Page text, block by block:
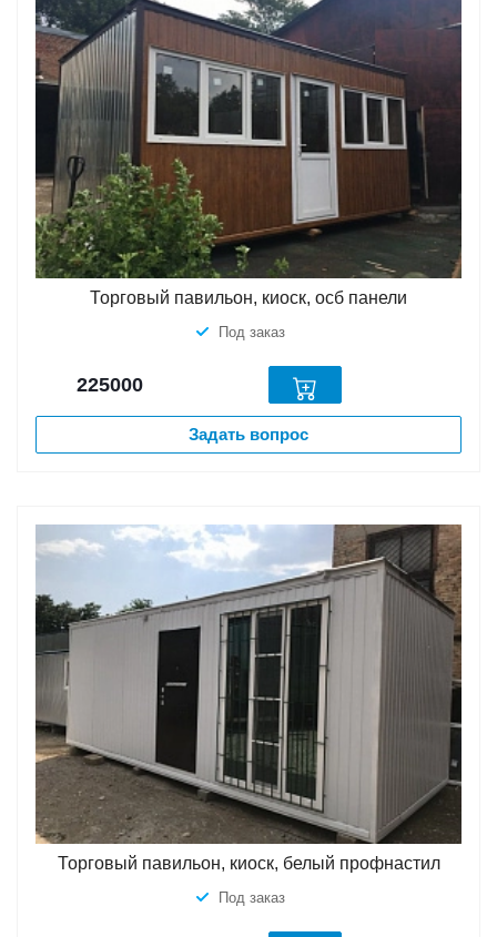
Торговый павильон, киоск, осб панели
Под заказ
225000
Задать вопрос
Торговый павильон, киоск, белый профнастил
Под заказ